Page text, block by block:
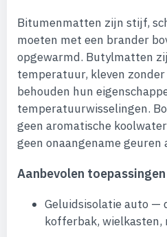
Bitumenmatten zijn stijf,
moeten met een brander
opgewarmd. Butylmatten
temperatuur, kleven
behouden hun
temperatuurwisselingen.
geen aromatische
geen onaangename geuren
Aanbevolen toepassingen
Geluidsisolatie auto —
kofferbak, wielkasten,